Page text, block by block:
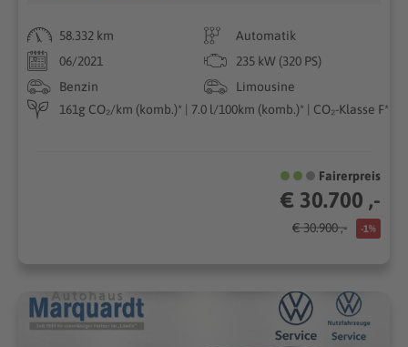
58.332 km
Automatik
06/2021
235 kW (320 PS)
Benzin
Limousine
161g CO₂/km (komb.)* | 7.0 l/100km (komb.)* | CO₂-Klasse F*
Fairerpreis
€ 30.700 ,-
€ 30.900 ,- -1%